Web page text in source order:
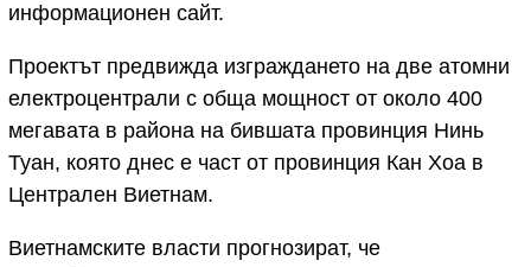
информационен сайт.
Проектът предвижда изграждането на две атомни
електроцентрали с обща мощност от около 400
мегавата в района на бившата провинция Нинь
Туан, която днес е част от провинция Кан Хоа в
Централен Виетнам.
Виетнамските власти прогнозират, че